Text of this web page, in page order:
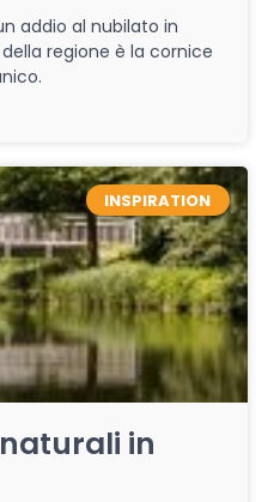
addio al nubilato in
regione è la cornice
INSPIRATION
in